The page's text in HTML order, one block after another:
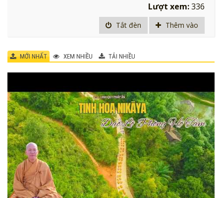
Lượt xem:336
Tắt đèn Thêm vào
MỚI NHẤT XEM NHIỀU TẢI NHIỀU